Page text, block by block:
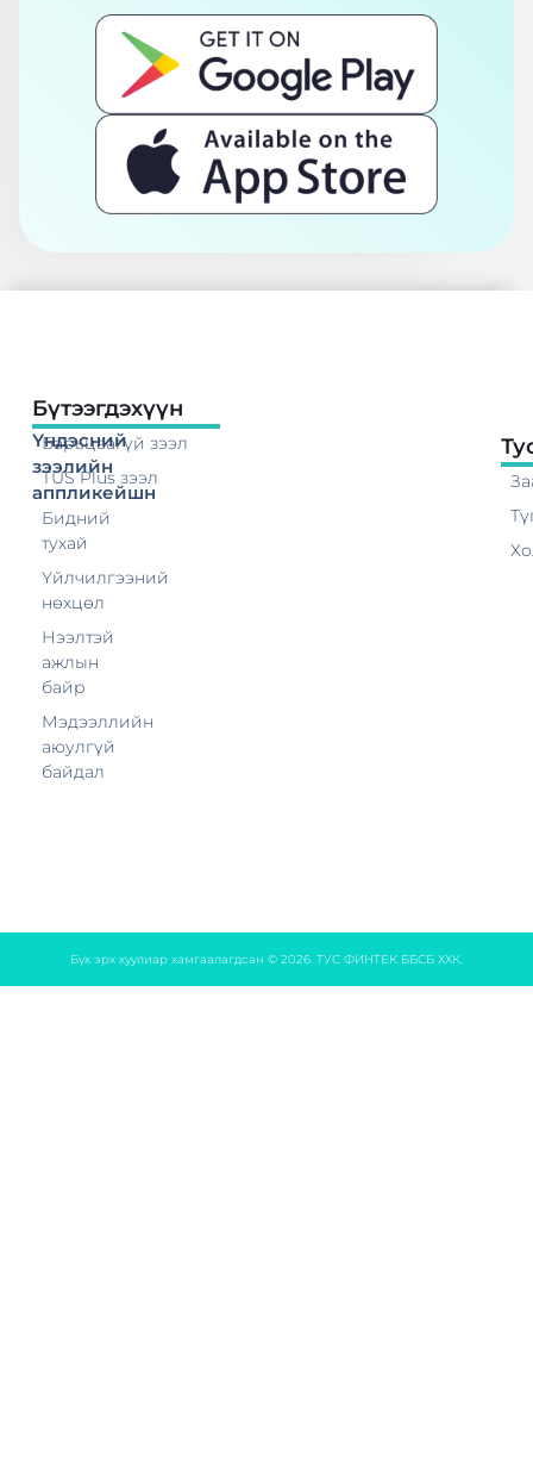
Үндэсний
зээлийн
аппликейшн
Бидний
тухай
Үйлчилгээний
нөхцөл
Нээлтэй
ажлын
байр
Мэдээллийн
аюулгүй
байдал
Бүтээгдэхүүн
Барьцаагүй зээл
TUS Plus зээл
Бүх эрх хуулиар хамгаалагдсан © 2026. ТУС ФИНТЕК ББСБ ХХК.